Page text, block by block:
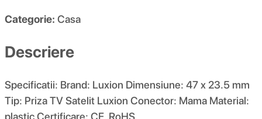
Categorie: Casa
Descriere
Specificatii: Brand: Luxion Dimensiune: 47 x 23.5 mm
Tip: Priza TV Satelit Luxion Conector: Mama Material:
plastic Certificare: CE, RoHS